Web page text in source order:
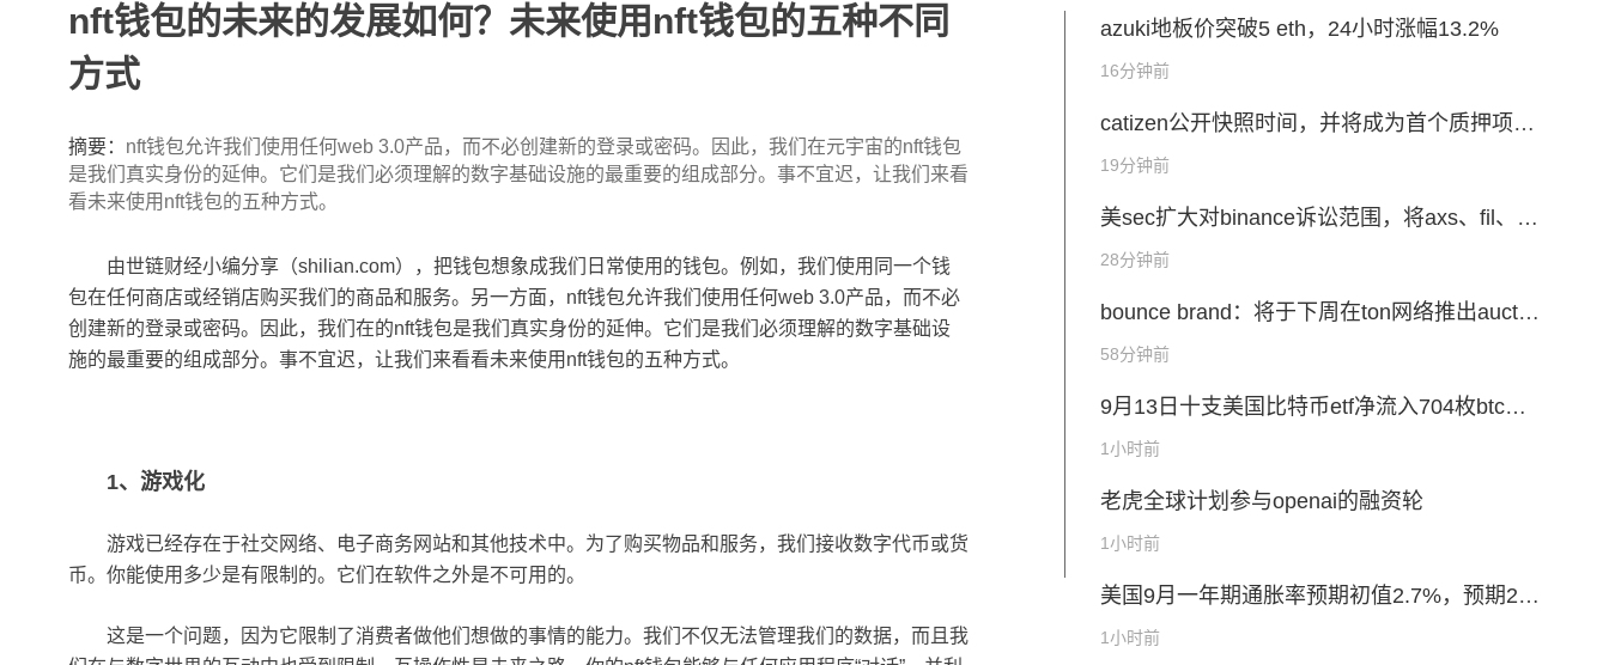
热点新闻
技术
nft钱包的未来的发展如何？未来使用nft钱包的五种不同
方式
摘要： nft钱包允许我们使用任何web 3.0产品，而不必创建新的登录或密码。因此，我们在元宇宙的nft钱包
是我们真实身份的延伸。它们是我们必须理解的数字基础设施的最重要的组成部分。事不宜迟，让我们来看
看未来使用nft钱包的五种方式。
由世链财经小编分享（shilian.com），把钱包想象成我们日常使用的钱包。例如，我们使用同一个钱
包在任何商店或经销店购买我们的商品和服务。另一方面，nft钱包允许我们使用任何web 3.0产品，而不必
创建新的登录或密码。因此，我们在的nft钱包是我们真实身份的延伸。它们是我们必须理解的数字基础设
施的最重要的组成部分。事不宜迟，让我们来看看未来使用nft钱包的五种方式。
1、游戏化
游戏已经存在于社交网络、电子商务网站和其他技术中。为了购买物品和服务，我们接收数字代币或货
币。你能使用多少是有限制的。它们在软件之外是不可用的。
这是一个问题，因为它限制了消费者做他们想做的事情的能力。我们不仅无法管理我们的数据，而且我
azuki地板价突破5 eth，24小时涨幅13.2%
16分钟前
catizen公开快照时间，并将成为首个质押项目
代币获取交易平台代币的项目
19分钟前
美sec扩大对binance诉讼范围，将axs、fil、at
om等代币认定为证券
28分钟前
bounce brand：将于下周在ton网络推出auctio
58分钟前
9月13日十支美国比特币etf净流入704枚btc，
九支以太坊etf净流出708枚eth
1小时前
老虎全球计划参与openai的融资轮
1小时前
美国9月一年期通胀率预期初值2.7%，预期2.7
1小时前